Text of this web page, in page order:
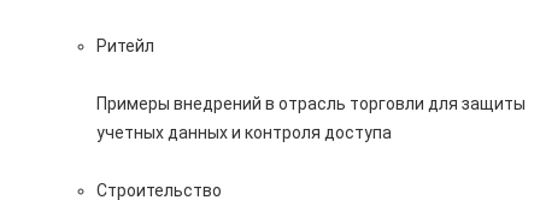
Ритейл
Примеры внедрений в отрасль торговли для защиты
учетных данных и контроля доступа
Строительство